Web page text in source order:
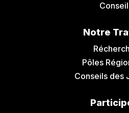
Conseil
Notre
Pôles
Conseils des